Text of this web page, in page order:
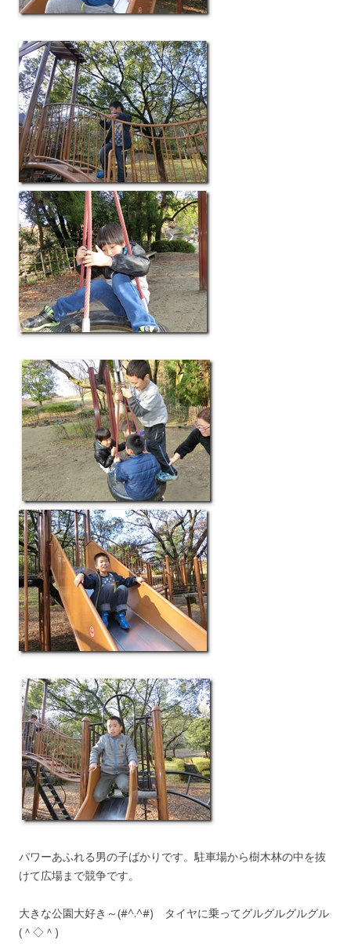
パワーあふれる男の子ばかりです。駐車場から樹木林の中を抜
けて広場まで競争です。
大きな公園大好き～(#^.^#) タイヤに乗ってグルグルグルグル
(＾◇＾)